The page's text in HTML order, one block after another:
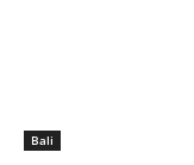
Bali